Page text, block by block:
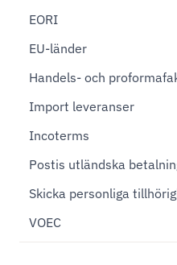
EORI
EU-länder
Handels- och
Import leveranser
Incoterms
Postis utländska
Skicka personliga
VOEC